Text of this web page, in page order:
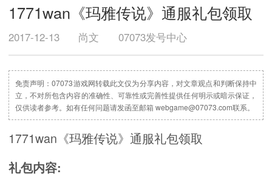
1771wan《玛雅传说》通服礼包领取
2017-12-13 尚文 07073发号中心
免责声明：07073游戏网转载此文仅为分享内容，对文章观点和判断保持中
立，不对所包含内容的准确性、可靠性或完善性提供任何明示或暗示保证，
仅供读者参考。如有任何问题请发函至邮箱 webgame@07073.com联系。
1771wan《玛雅传说》通服礼包领取
礼包内容: